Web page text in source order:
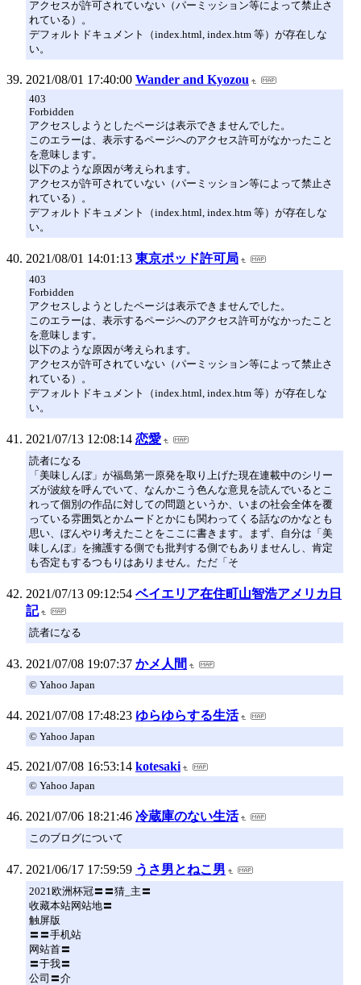
アクセスが許可されていない（パーミッション等によって禁止さ
れている）。
デフォルトドキュメント（index.html, index.htm 等）が存在しな
い。
2021/08/01 17:40:00 Wander and Kyozou
403
Forbidden
アクセスしようとしたページは表示できませんでした。
このエラーは、表示するページへのアクセス許可がなかったこと
を意味します。
以下のような原因が考えられます。
アクセスが許可されていない（パーミッション等によって禁止さ
れている）。
デフォルトドキュメント（index.html, index.htm 等）が存在しな
い。
2021/08/01 14:01:13 東京ポッド許可局
403
Forbidden
アクセスしようとしたページは表示できませんでした。
このエラーは、表示するページへのアクセス許可がなかったこと
を意味します。
以下のような原因が考えられます。
アクセスが許可されていない（パーミッション等によって禁止さ
れている）。
デフォルトドキュメント（index.html, index.htm 等）が存在しな
い。
2021/07/13 12:08:14 恋愛
読者になる
「美味しんぼ」が福島第一原発を取り上げた現在連載中のシリー
ズが波紋を呼んでいて、なんかこう色んな意見を読んでいるとこ
れって個別の作品に対しての問題というか、いまの社会全体を覆
っている雰囲気とかムードとかにも関わってくる話なのかなとも
思い、ぼんやり考えたことをここに書きます。まず、自分は「美
味しんぼ」を擁護する側でも批判する側でもありませんし、肯定
も否定もするつもりはありません。ただ「そ
2021/07/13 09:12:54 ベイエリア在住町山智浩アメリカ日
記
読者になる
2021/07/08 19:07:37 かメ人間
© Yahoo Japan
2021/07/08 17:48:23 ゆらゆらする生活
© Yahoo Japan
2021/07/08 16:53:14 kotesaki
© Yahoo Japan
2021/07/06 18:21:46 冷蔵庫のない生活
このブログについて
2021/06/17 17:59:59 うさ男とねこ男
2021欧洲杯冠〓〓猜_主〓
收藏本站网站地〓
触屏版
〓〓手机站
网站首〓
〓于我〓
公司〓介